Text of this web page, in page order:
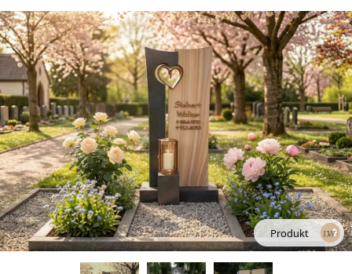
Produkt